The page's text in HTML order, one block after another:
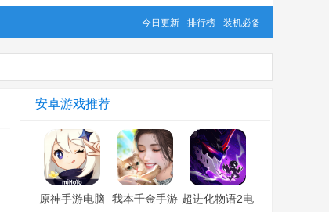
今日更新 排行榜 装机必备
安卓游戏推荐
原神手游电脑
我本千金手游 超进化物语2电